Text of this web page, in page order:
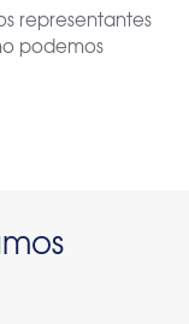
representantes
podemos